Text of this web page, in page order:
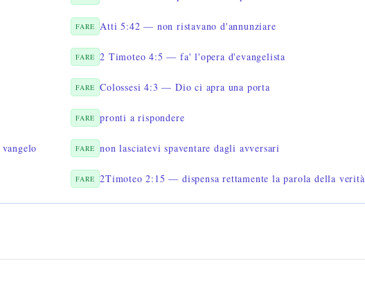
FARE Atti 5:42 — non ristavano d'annunziare
FARE 2 Timoteo 4:5 — fa' l'opera d'evangelista
FARE Colossesi 4:3 — Dio ci apra una porta
FARE pronti a rispondere
FARE non lasciatevi spaventare dagli avversari
FARE 2Timoteo 2:15 — dispensa rettamente la parola della verità